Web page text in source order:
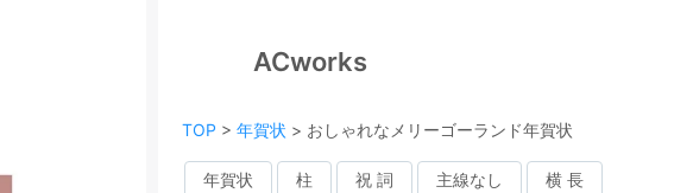
ACworks
TOP > 年賀状 > おしゃれなメリーゴーランド年賀状
年賀状 柱 祝 詞 主線なし 横 長